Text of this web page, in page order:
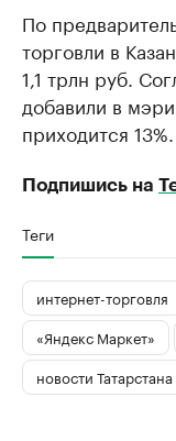
По
торговли в
1,1 трлн руб.
добавили в
приходится 13%.
Подпишись на
Теги
интернет-торговля
«Яндекс Маркет»
новости Татарстана